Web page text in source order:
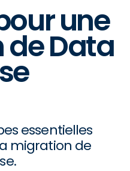
une
Data
essentielles
migration de